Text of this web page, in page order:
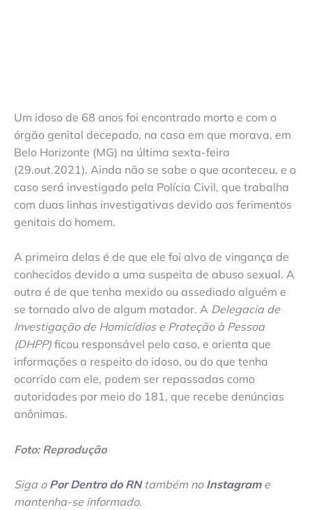
Um idoso de 68 anos foi encontrado morto e com o
órgão genital decepado, na casa em que morava, em
Belo Horizonte (MG) na última sexta-feira
(29.out.2021). Ainda não se sabe o que aconteceu, e o
caso será investigado pela Polícia Civil, que trabalha
com duas linhas investigativas devido aos ferimentos
genitais do homem.
A primeira delas é de que ele foi alvo de vingança de
conhecidos devido a uma suspeita de abuso sexual. A
outra é de que tenha mexido ou assediado alguém e
se tornado alvo de algum matador. A Delegacia de
Investigação de Homicídios e Proteção à Pessoa
(DHPP) ficou responsável pelo caso, e orienta que
informações a respeito do idoso, ou do que tenha
ocorrido com ele, podem ser repassadas como
autoridades por meio do 181, que recebe denúncias
anônimas.
Foto: Reprodução
Siga o Por Dentro do RNtambém no Instagrame
mantenha-se informado.